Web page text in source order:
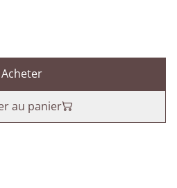
Acheter
au panier